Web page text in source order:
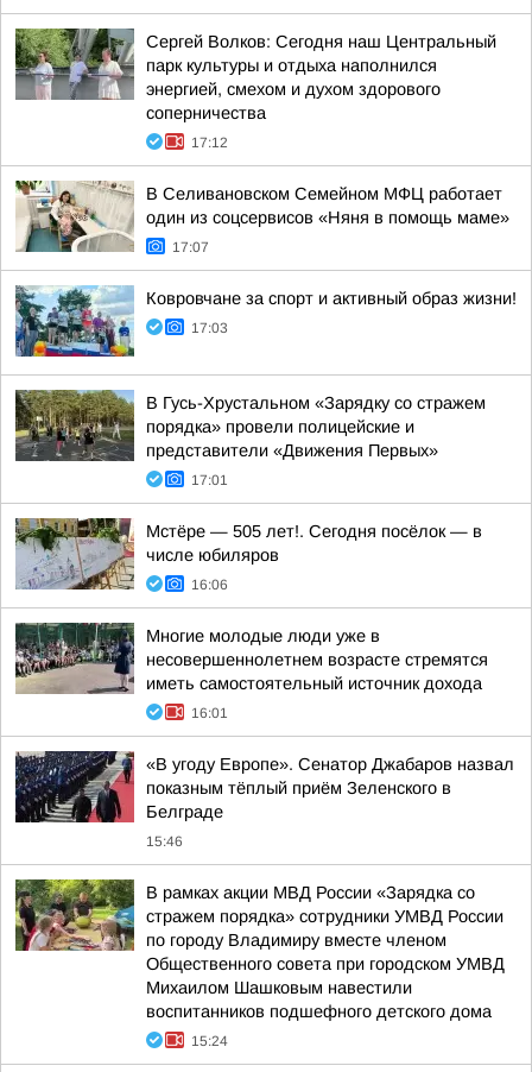
Сергей Волков: Сегодня наш Центральный
парк культуры и отдыха наполнился
энергией, смехом и духом здорового
соперничества
17:12
В Селивановском Семейном МФЦ работает
один из соцсервисов «Няня в помощь маме»
17:07
Ковровчане за спорт и активный образ жизни!
17:03
В Гусь-Хрустальном «Зарядку со стражем
порядка» провели полицейские и
представители «Движения Первых»
17:01
Мстёре — 505 лет!. Сегодня посёлок — в
числе юбиляров
16:06
Многие молодые люди уже в
несовершеннолетнем возрасте стремятся
иметь самостоятельный источник дохода
16:01
«В угоду Европе». Сенатор Джабаров назвал
показным тёплый приём Зеленского в
Белграде
15:46
В рамках акции МВД России «Зарядка со
стражем порядка» сотрудники УМВД России
по городу Владимиру вместе членом
Общественного совета при городском УМВД
Михаилом Шашковым навестили
воспитанников подшефного детского дома
15:24